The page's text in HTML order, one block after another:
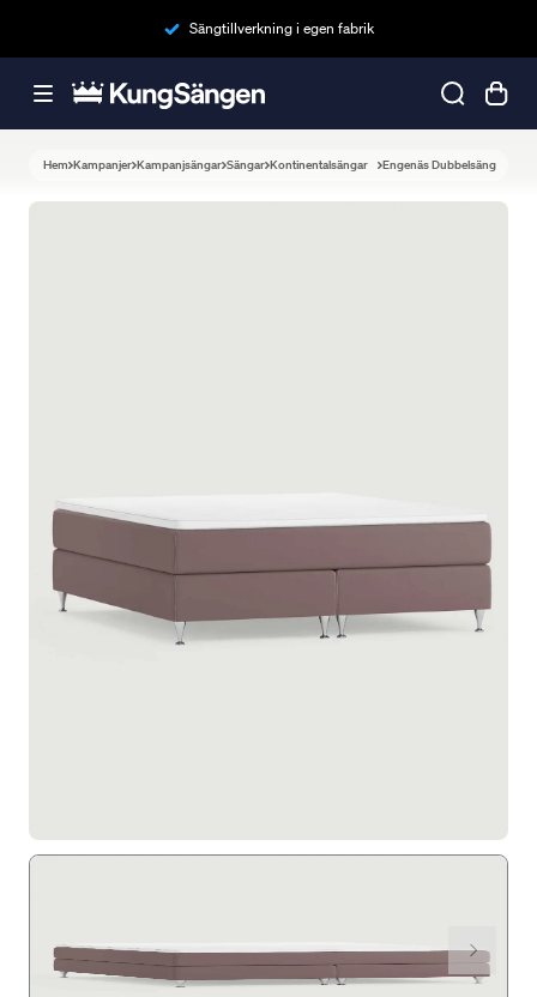
Sängtillverkning i egen fabrik
Hem Kampanjer Kampanjsängar Sängar Kontinentalsängar Engenäs Dubbelsäng